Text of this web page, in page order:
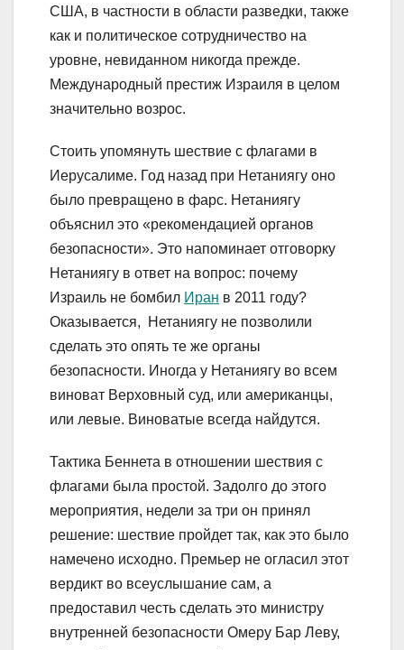
США, в частности в области разведки, также
как и политическое сотрудничество на
уровне, невиданном никогда прежде.
Международный престиж Израиля в целом
значительно возрос.
Стоить упомянуть шествие с флагами в
Иерусалиме. Год назад при Нетаниягу оно
было превращено в фарс. Нетаниягу
объяснил это «рекомендацией органов
безопасности». Это напоминает отговорку
Нетаниягу в ответ на вопрос: почему
Израиль не бомбил Иран в 2011 году?
Оказывается, Нетаниягу не позволили
сделать это опять те же органы
безопасности. Иногда у Нетаниягу во всем
виноват Верховный суд, или американцы,
или левые. Виноватые всегда найдутся.
Тактика Беннета в отношении шествия с
флагами была простой. Задолго до этого
мероприятия, недели за три он принял
решение: шествие пройдет так, как это было
намечено исходно. Премьер не огласил этот
вердикт во всеуслышание сам, а
предоставил честь сделать это министру
внутренней безопасности Омеру Бар Леву,